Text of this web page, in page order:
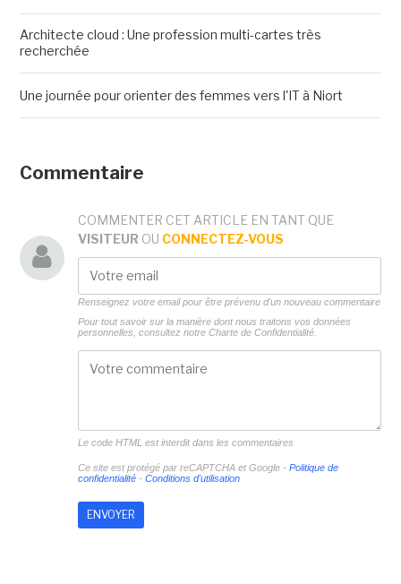
Architecte cloud : Une profession multi-cartes très
recherchée
Une journée pour orienter des femmes vers l'IT à Niort
Commentaire
COMMENTER CET ARTICLE EN TANT QUE
VISITEUR OU CONNECTEZ-VOUS
Renseignez votre email pour être prévenu d'un nouveau commentaire
Pour tout savoir sur la manière dont nous traitons vos données
personnelles, consultez notre Charte de Confidentialité.
Le code HTML est interdit dans les commentaires
Ce site est protégé par reCAPTCHA et Google - Politique de
confidentialité- Conditions d'utilisation